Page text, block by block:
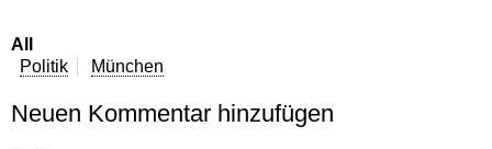
All
Politik
München
Neuen Kommentar hinzufügen